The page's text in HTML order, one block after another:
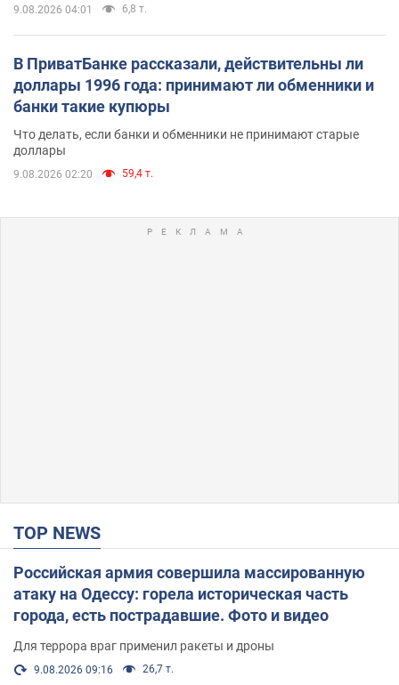
9.08.2026 04:01 6,8 т.
В ПриватБанке рассказали, действительны ли
доллары 1996 года: принимают ли обменники и
банки такие купюры
Что делать, если банки и обменники не принимают старые
доллары
9.08.2026 02:20 59,4 т.
TOP NEWS
Российская армия совершила массированную
атаку на Одессу: горела историческая часть
города, есть пострадавшие. Фото и видео
Для террора враг применил ракеты и дроны
9.08.2026 09:16 26,7 т.